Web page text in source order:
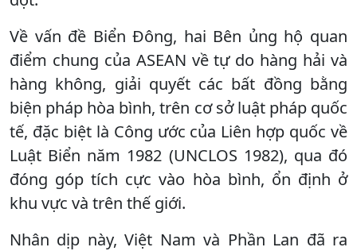
Về vấn đề Biển Đông, hai Bên ủng hộ quan
điểm chung của ASEAN về tự do hàng hải và
hàng không, giải quyết các bất đồng bằng
biện pháp hòa bình, trên cơ sở luật pháp quốc
tế, đặc biệt là Công ước của Liên hợp quốc về
Luật Biển năm 1982 (UNCLOS 1982), qua đó
đóng góp tích cực vào hòa bình, ổn định ở
khu vực và trên thế giới.
Nhân dịp này, Việt Nam và Phần Lan đã ra